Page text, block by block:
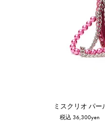
税込 36,300yen